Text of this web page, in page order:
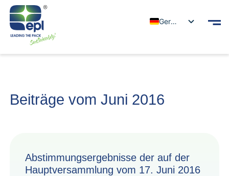
German
Beiträge vom Juni 2016
Abstimmungsergebnisse der auf der
Hauptversammlung vom 17. Juni 2016